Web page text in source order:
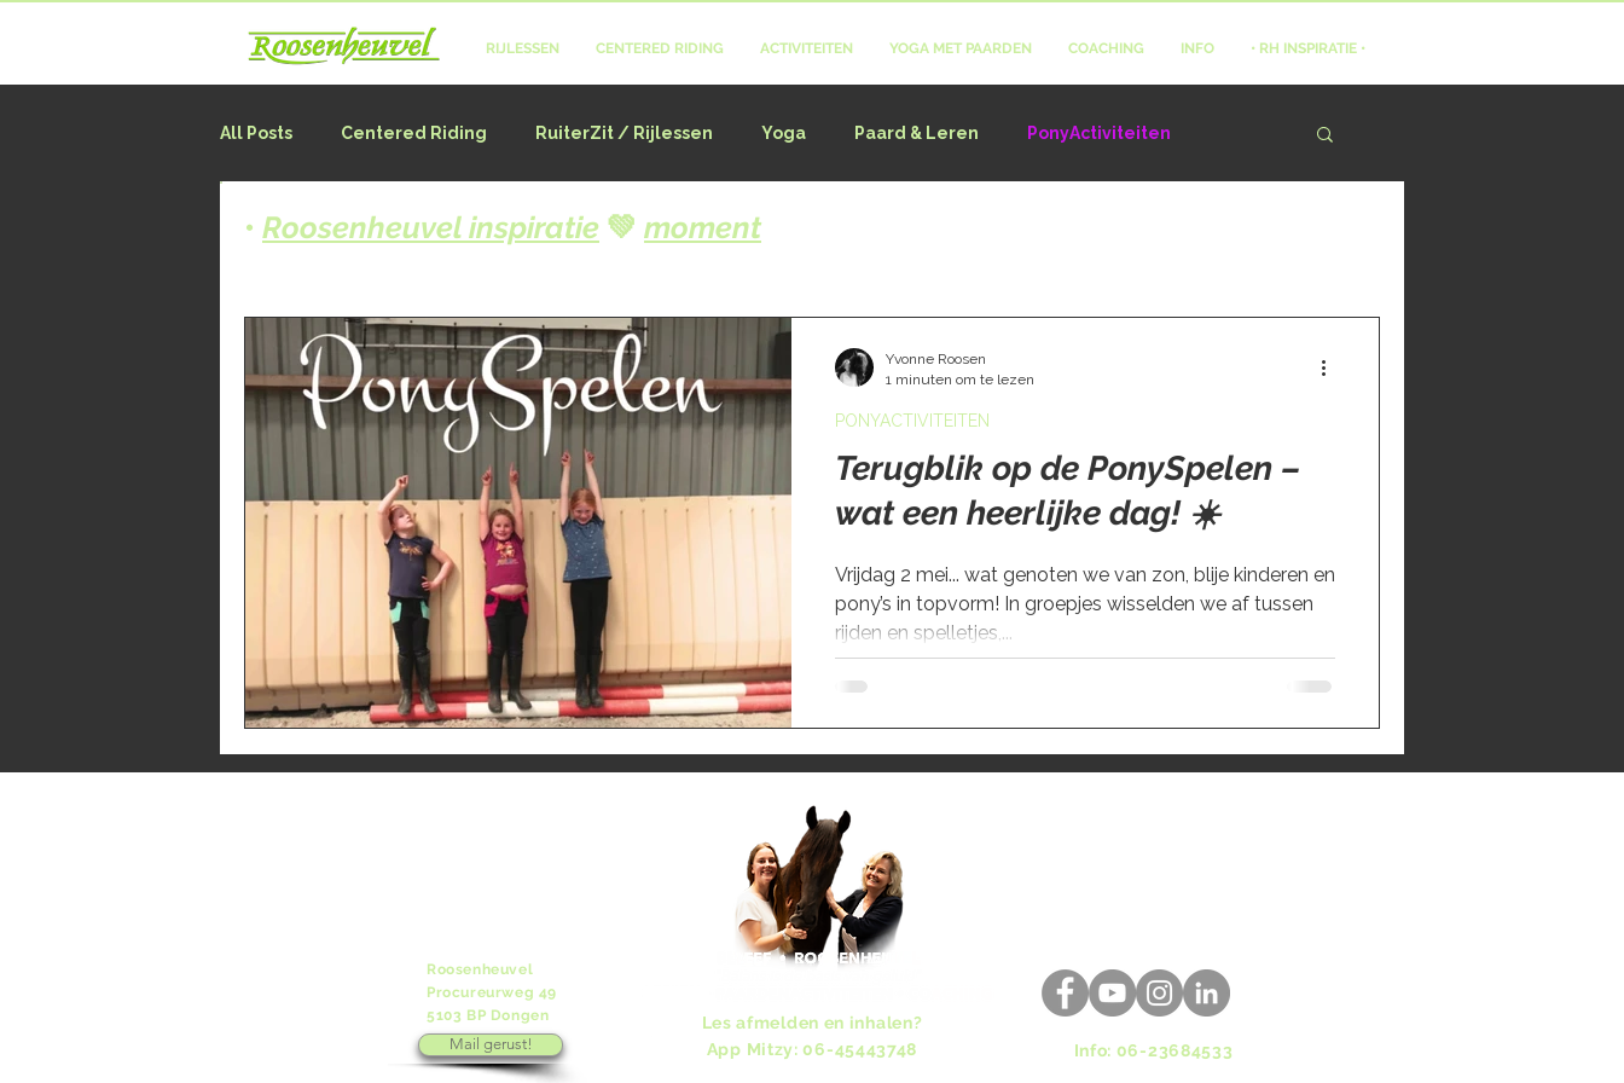
RIJLESSEN CENTERED RIDING ACTIVITEITEN YOGA MET PAARDEN COACHING INFO • RH INSPIRATIE •
All Posts Centered Riding RuiterZit / Rijlessen Yoga Paard & Leren PonyActiviteiten
Terugblik op de PonySpelen –
wat een heerlijke dag! ☀️
Vrijdag 2 mei... wat genoten we van zon, blije kinderen en
pony’s in topvorm! In groepjes wisselden we af tussen
rijden en spelletjes,...
PONYACTIVITEITEN
Yvonne Roosen
1 minuten om te lezen
• Roosenheuvel inspiratie 💚 moment
Roosenheuvel
Procureurweg 49
5103 BP Dongen
Mail gerust!
Les afmelden en inhalen?
App Mitzy: 06-45443748
Info: 06-23684533